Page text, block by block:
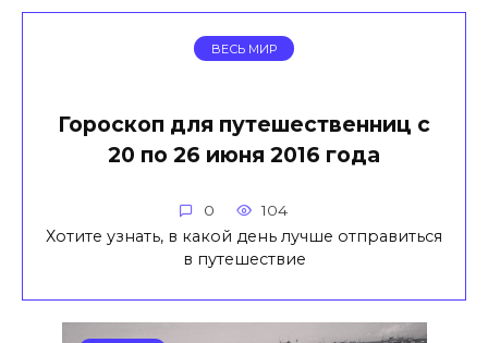
ВЕСЬ МИР
Гороскоп для путешественниц с
20 по 26 июня 2016 года
0 104
Хотите узнать, в какой день лучше отправиться
в путешествие